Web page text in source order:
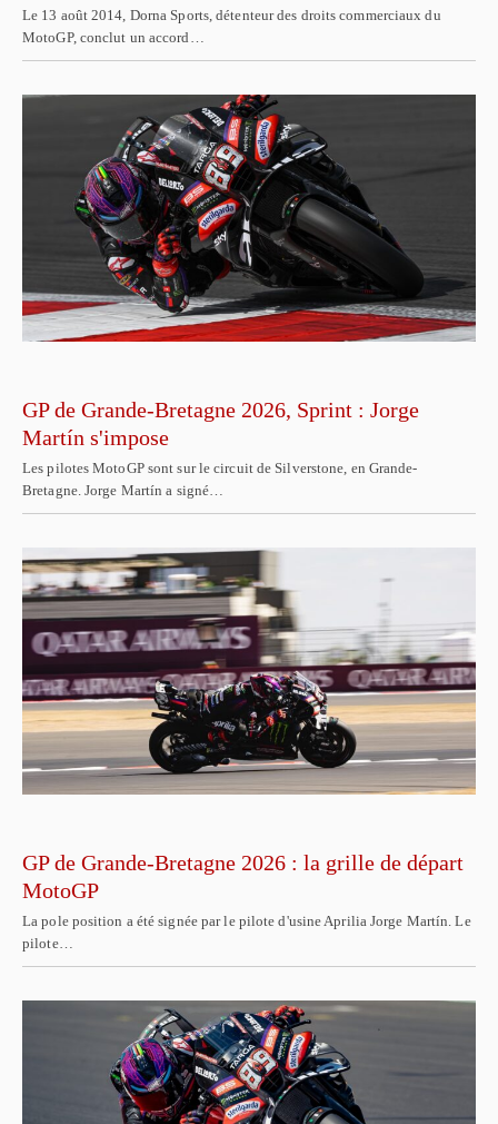
Le 13 août 2014, Dorna Sports, détenteur des droits commerciaux du
MotoGP, conclut un accord…
GP de Grande-Bretagne 2026, Sprint : Jorge
Martín s'impose
Les pilotes MotoGP sont sur le circuit de Silverstone, en Grande-
Bretagne. Jorge Martín a signé…
GP de Grande-Bretagne 2026 : la grille de départ
MotoGP
La pole position a été signée par le pilote d'usine Aprilia Jorge Martín. Le
pilote…